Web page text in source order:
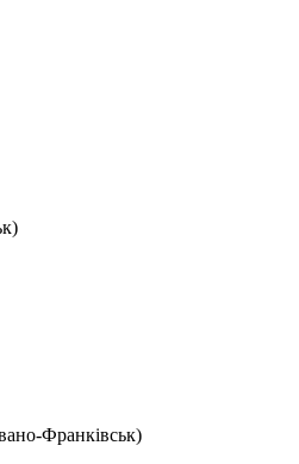
Франківськ)